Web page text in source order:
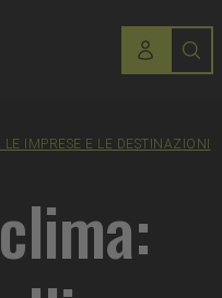
IMPRESE E LE DESTINAZIONI